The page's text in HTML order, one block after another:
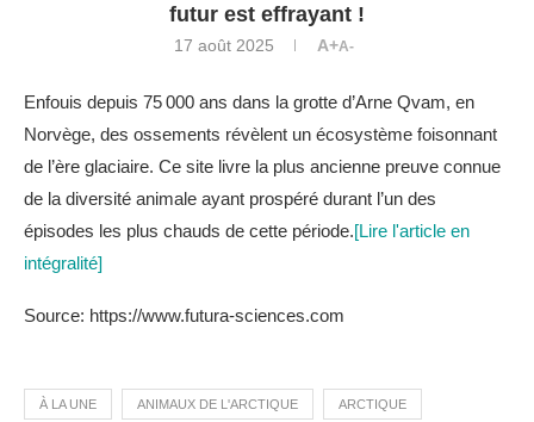
futur est effrayant !
17 août 2025 A+A-
Enfouis depuis 75 000 ans dans la grotte d’Arne Qvam, en
Norvège, des ossements révèlent un écosystème foisonnant
de l’ère glaciaire. Ce site livre la plus ancienne preuve connue
de la diversité animale ayant prospéré durant l’un des
épisodes les plus chauds de cette période.[Lire l'article en
intégralité]
Source: https://www.futura-sciences.com
À LA UNE ANIMAUX DE L'ARCTIQUE ARCTIQUE